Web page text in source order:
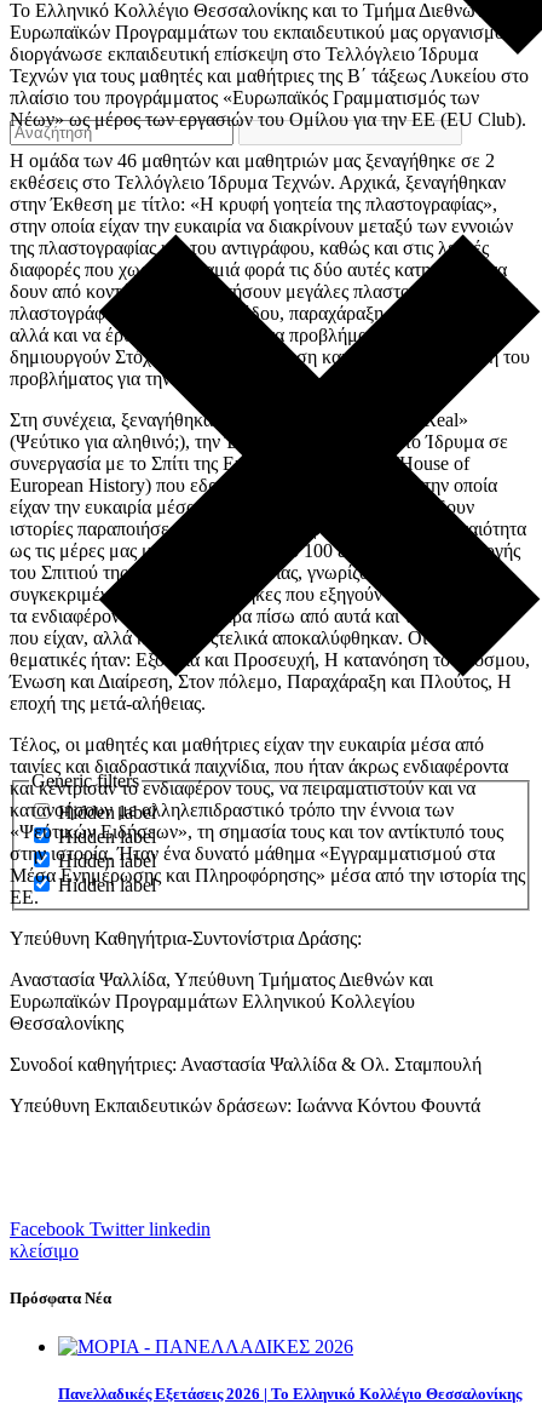
Generic filters
Hidden label
Hidden label
Hidden label
Hidden label
Το Ελληνικό Κολλέγιο Θεσσαλονίκης και το Τμήμα Διεθνών και
Ευρωπαϊκών Προγραμμάτων του εκπαιδευτικού μας οργανισμού
διοργάνωσε εκπαιδευτική επίσκεψη στο Τελλόγλειο Ίδρυμα
Τεχνών για τους μαθητές και μαθήτριες της Β΄ τάξεως Λυκείου στο
πλαίσιο του προγράμματος «Ευρωπαϊκός Γραμματισμός των
Νέων» ως μέρος των εργασιών του Ομίλου για την ΕΕ (EU Club).
Η ομάδα των 46 μαθητών και μαθητριών μας ξεναγήθηκε σε 2
εκθέσεις στο Τελλόγλειο Ίδρυμα Τεχνών. Αρχικά, ξεναγήθηκαν
στην Έκθεση με τίτλο: «Η κρυφή γοητεία της πλαστογραφίας»,
στην οποία είχαν την ευκαιρία να διακρίνουν μεταξύ των εννοιών
της πλαστογραφίας και του αντιγράφου, καθώς και στις λεπτές
διαφορές που χωρίζουν καμιά φορά τις δύο αυτές κατηγορίες, να
δουν από κοντά και να μελετήσουν μεγάλες πλαστογραφήσεις και
πλαστογράφους διεθνούς επιπέδου, παραχάραξη έργων τέχνης,
αλλά και να έρθουν
σε επαφή με τα προβλήματα που
δημιουργούν Στόχος ήταν η ενημέρωση και η συνειδητοποίηση του
προβλήματος για την αντιμετώπισή του.
Στη συνέχεια, ξεναγήθηκαν στην Έκθεση ake (f)or Real»
(Ψεύτικο για αληθινό;), τηνΈ κθεση που φιλοξενεί το Ίδρυμα σε
συνεργασία με το Σπίτι της Ευρωπαϊκής Ιστορίας (House of
European History) που εδρεύει στις Βρυξέλλες
στην οποία
είχαν την ευκαιρία μέσα από έξι θεματικές ενότητες να δουν
ιστορίες παραποιήσεων και πλαστογραφήσεων από την αρχαιότητα
ως τις μέρες μας με περισσότερα από 100 εκθέματα της Συλλογής
του Σπιτιού της Ευρωπαϊκής Ιστορίας, γνωρίζοντας
συγκεκριμένες ιστορικές συνθήκες που εξηγούν την
εμφάνισή τους,
τα ενδιαφέροντα και τα κίνητρα πίσω από αυτά και τον αντίκτυπο
που είχαν, αλλά και το πώςτελικά αποκαλύφθηκαν. Οι έξι
θεματικές ήταν: Εξουσία και Προσευχή, Η κατανόηση του κόσμου,
Ένωση και Διαίρεση, Στον πόλεμο, Παραχάραξη και Πλούτος, Η
εποχή της μετά-αλήθειας.
Τέλος, οι μαθητές και μαθήτριες είχαν την ευκαιρία μέσα από
ταινίες και διαδραστικά παιχνίδια, που ήταν άκρως ενδιαφέροντα
και κέντρισαν το ενδιαφέροντους, να πειραματιστούν και να
κατανοήσουν με αλληλεπιδραστικό τρόπο την έννοια των
«Ψεύτικών Ειδήσεων», τη σημασία τους και τον αντίκτυπό τους
στην ιστορία. Ήταν ένα δυνατό μάθημα «Εγγραμματισμού στα
Μέσα Ενημέρωσης και Πληροφόρησης» μέσα από την ιστορία της
ΕΕ.
Υπεύθυνη Καθηγήτρια-Συντονίστρια Δράσης:
Αναστασία Ψαλλίδα, Υπεύθυνη Τμήματος Διεθνών και
Ευρωπαϊκών Προγραμμάτων Ελληνικού Κολλεγίου
Θεσσαλονίκης
Συνοδοί καθηγήτριες: Αναστασία Ψαλλίδα & Ολ. Σταμπουλή
Yπεύθυνη Εκπαιδευτικών δράσεων: Ιωάννα Κόντου Φουντά
Facebook Twitter linkedin
κλείσιμο
Πρόσφατα Νέα
Πανελλαδικές Εξετάσεις 2026 | Το Ελληνικό Κολλέγιο Θεσσαλονίκης